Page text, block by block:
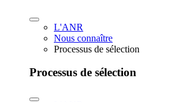
L'ANR
Nous connaître
Processus de sélection
Processus de sélection